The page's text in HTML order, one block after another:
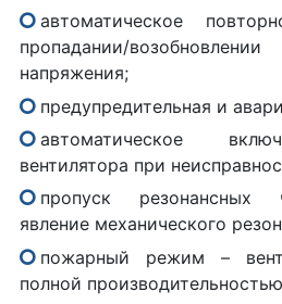
автоматическое
пропадании/
напряжения;
предупредительная и
автоматическое
вентилятора при
пропуск резонансных
явление механического
пожарный режим –
полной